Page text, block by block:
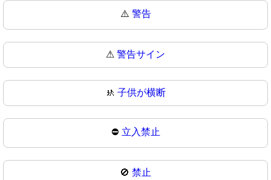
⚠️ 警告
⚠ 警告サイン
🚸 子供が横断
⛔ 立入禁止
🚫 禁止